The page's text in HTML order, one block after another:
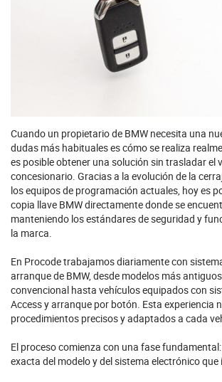
Cuando un propietario de BMW necesita una
dudas más habituales es cómo se realiza
es posible obtener una solución sin trasladar el
concesionario. Gracias a la evolución de la
los equipos de programación actuales, hoy es
copia llave BMW directamente donde se
manteniendo los estándares de seguridad y
la marca.
En Procode trabajamos diariamente con
arranque de BMW, desde modelos más
convencional hasta vehículos equipados con
Access y arranque por botón. Esta experiencia
procedimientos precisos y adaptados a cada
El proceso comienza con una fase
exacta del modelo y del sistema electrónico